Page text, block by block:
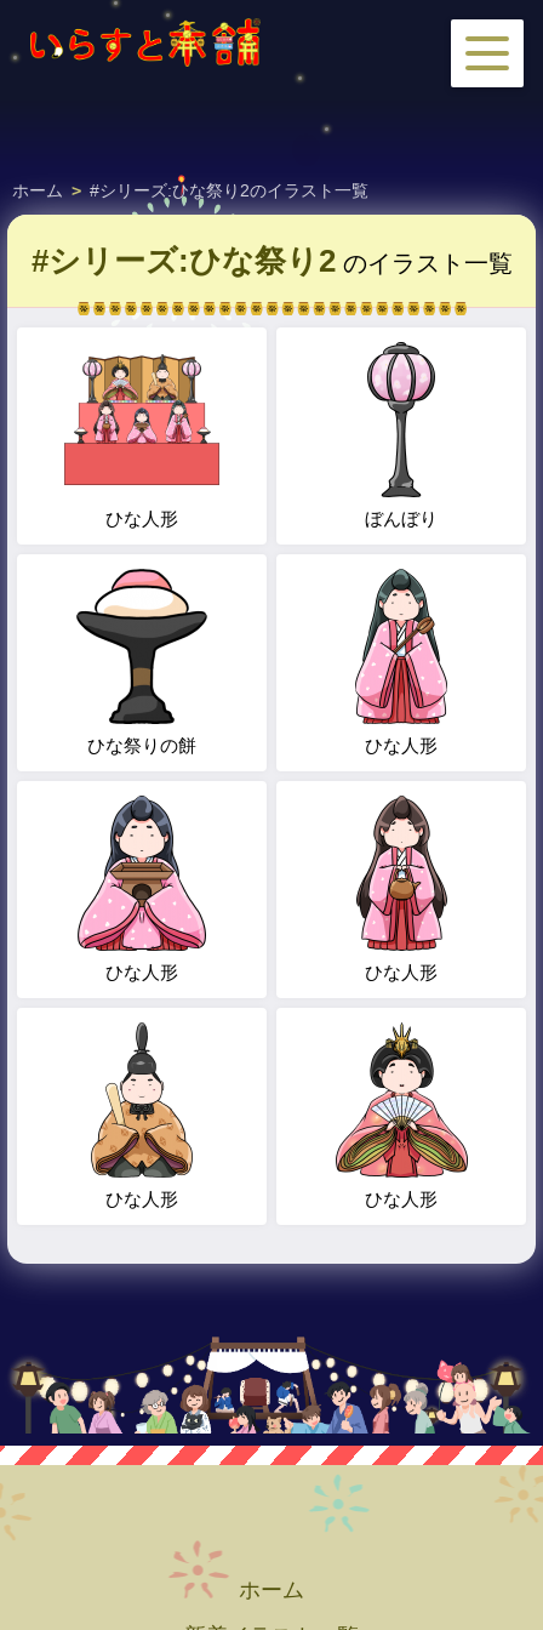
ホーム > #シリーズ:ひな祭り2のイラスト一覧
#シリーズ:ひな祭り2のイラスト一覧
ひな人形 ぼんぼり
ひな祭りの餅 ひな人形
ひな人形 ひな人形
ひな人形 ひな人形
ホーム